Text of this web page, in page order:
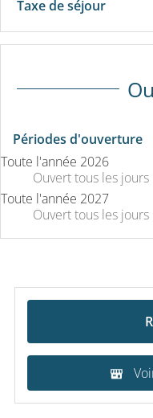
Taxe de séjour
Périodes d'ouverture
Toute l'année 2026
Ouverttous les jours
Toute l'année 2027
Ouverttous les jours